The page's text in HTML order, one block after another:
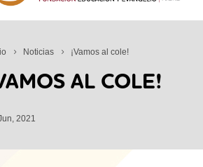
Noticias ¡Vamos al cole!
AL COLE!
2021